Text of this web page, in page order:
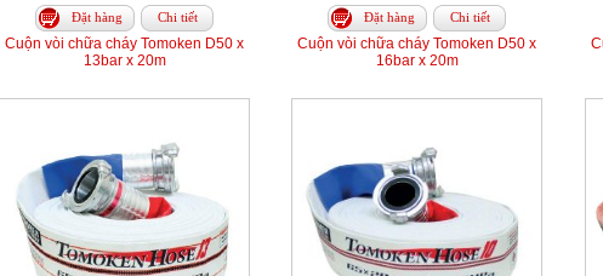
Đặt hàng Chi tiết
Cuộn vòi chữa cháy Tomoken D50 x
13bar x 20m
Đặt hàng Chi tiết
Cuộn vòi chữa cháy Tomoken D50 x
16bar x 20m